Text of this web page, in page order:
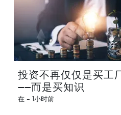
投资不再仅仅是买工
——而是买知识
在 - 1小时前